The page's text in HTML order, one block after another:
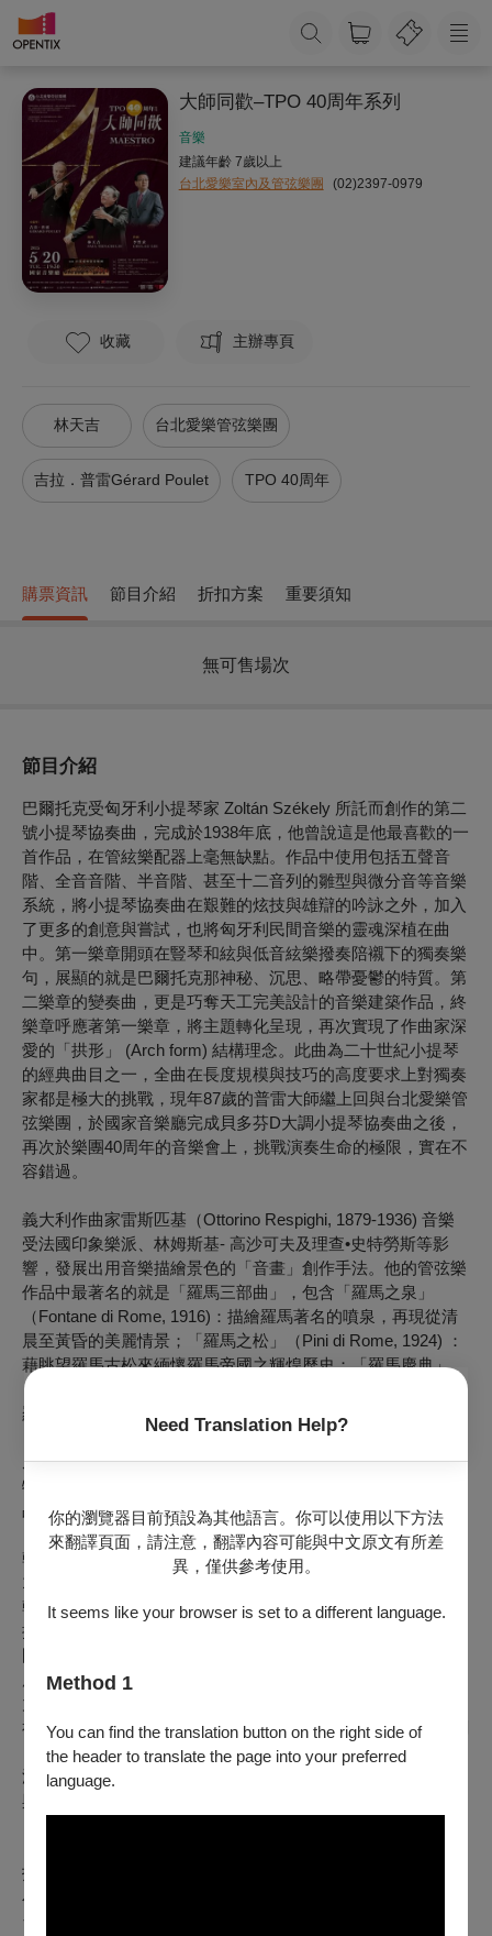
Need Translation Help?
你的瀏覽器目前預設為其他語言。你可以使用以下方法
來翻譯頁面，請注意，翻譯內容可能與中文原文有所差
異，僅供參考使用。
It seems like your browser is set to a different language.
Method 1
You can find the translation button on the right side of
the header to translate the page into your preferred
language.
大師同歡–TPO 40周年系列
音樂
建議年齡 7歲以上
台北愛樂室內及管弦樂團
(02)2397-0979
收藏 主辦專頁
林天吉 台北愛樂管弦樂團
吉拉．普雷Gérard Poulet TPO 40周年
購票資訊 節目介紹 折扣方案 重要須知
無可售場次
節目介紹
巴爾托克受匈牙利小提琴家 Zoltán Székely 所託而創作的第二
號小提琴協奏曲，完成於1938年底，他曾說這是他最喜歡的一
首作品，在管絃樂配器上毫無缺點。作品中使用包括五聲音
階、全音音階、半音階、甚至十二音列的雛型與微分音等音樂
系統，將小提琴協奏曲在艱難的炫技與雄辯的吟詠之外，加入
了更多的創意與嘗試，也將匈牙利民間音樂的靈魂深植在曲
中。第一樂章開頭在豎琴和絃與低音絃樂撥奏陪襯下的獨奏樂
句，展顯的就是巴爾托克那神秘、沉思、略帶憂鬱的特質。第
二樂章的變奏曲，更是巧奪天工完美設計的音樂建築作品，終
樂章呼應著第一樂章，將主題轉化呈現，再次實現了作曲家深
愛的「拱形」 (Arch form) 結構理念。此曲為二十世紀小提琴
的經典曲目之一，全曲在長度規模與技巧的高度要求上對獨奏
家都是極大的挑戰，現年87歲的普雷大師繼上回與台北愛樂管
弦樂團，於國家音樂廳完成貝多芬D大調小提琴協奏曲之後，
再次於樂團40周年的音樂會上，挑戰演奏生命的極限，實在不
容錯過。
義大利作曲家雷斯匹基（Ottorino Respighi, 1879-1936) 音樂
受法國印象樂派、林姆斯基- 高沙可夫及理查•史特勞斯等影
響，發展出用音樂描繪景色的「音畫」創作手法。他的管弦樂
作品中最著名的就是「羅馬三部曲」，包含「羅馬之泉」
（Fontane di Rome, 1916)：描繪羅馬著名的噴泉，再現從清
晨至黃昏的美麗情景；「羅馬之松」（Pini di Rome, 1924) ：
藉眺望羅馬古松來緬懷羅馬帝國之輝煌歷史；「羅馬慶典」
（Feste Romane, 1928) ：以羅馬的四個節日為主題，呈現出
羅馬文化的深度，其中「羅馬之松」由四樂章組成，分別是
〈波爾格斯別墅之松〉、〈一座地下墓穴附近之松〉、〈吉阿
尼柯洛山之松〉以及〈阿比雅大道之松〉呈現千年古都老松的
特色風情，這首融合傳統作曲技法與二十世紀管絃樂色彩的作
品，是雷斯匹基最受歡迎與最常被演奏的古典名曲。
韓國作曲家李哲求現任大韓民國音樂協會理事長，協會旗下
151個分支機構和50個附屬機構，分布在韓國與世界各地，是
韓國音樂圈最具權威的領導者。身為作曲家的他，作品也極受
推崇，他完成於2021年的《王冠》是以1897年建立的大韓帝
國為題材所作的合奏樂曲，原編制為韓國傳統樂器大型合奏，
應台北愛樂40周年的委託改寫為西洋管弦樂團合奏，以象徵權
力的王冠為題，分成1.加冕信號曲， 2.皇后的花園， 3. 加冕
禮，4. 人民的歡宴，5. 加冕禮成進行曲等五個樂章，看過韓劇
「明成皇后」的朋友應該對於那列強侵擾的韓國近代史都有著
深刻的印象，且藉著這首樂曲體驗在東西文化交融之下的衝突
與和諧。
指揮│林天吉
小提琴│吉拉．普雷Gérard Poulet
台北愛樂管弦樂團